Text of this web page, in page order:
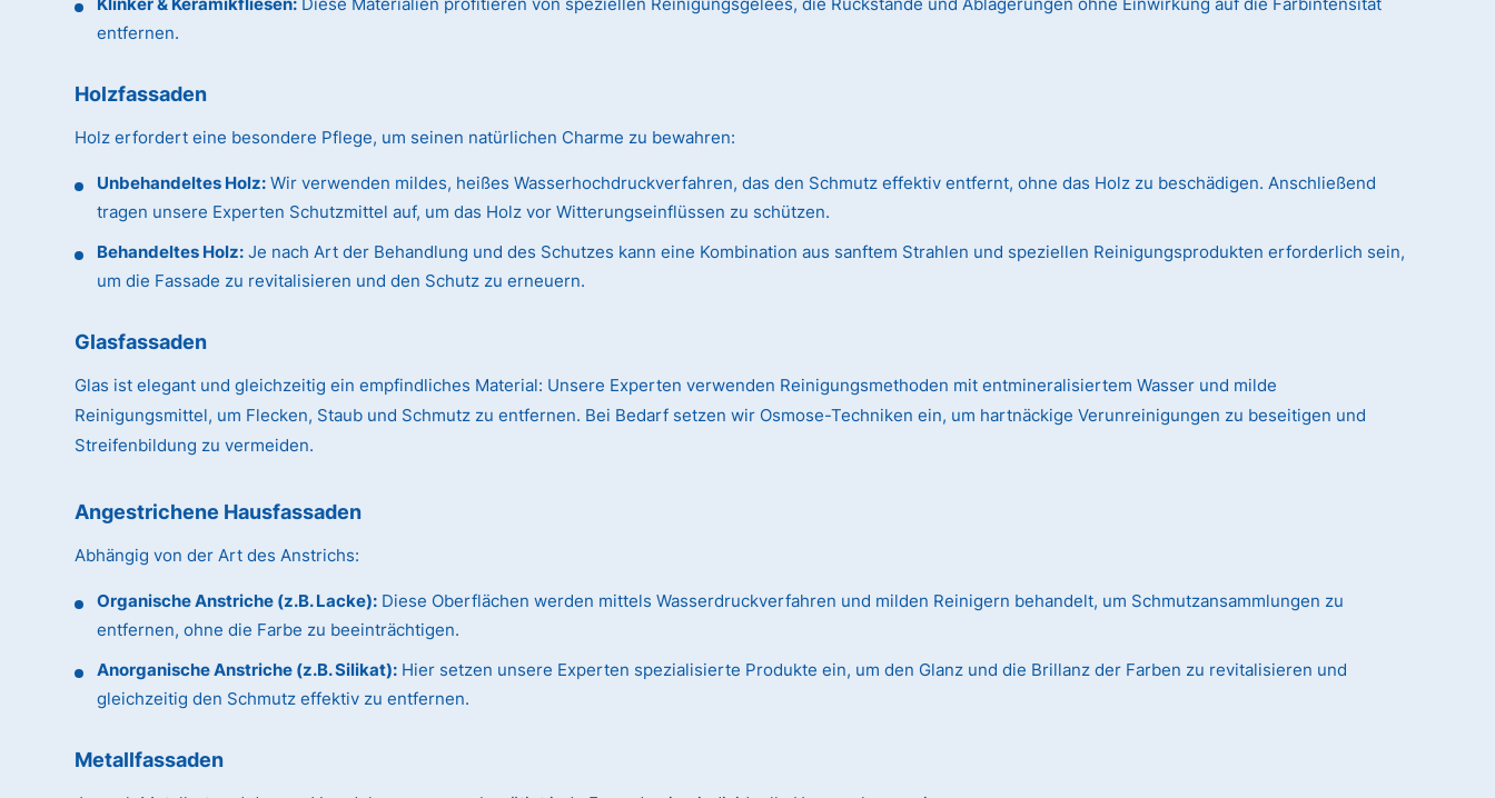
entfernen.
Holzfassaden
Holz erfordert eine besondere Pflege, um seinen natürlichen Charme zu bewahren:
Unbehandeltes Holz: Wir verwenden mildes, heißes Wasserhochdruckverfahren, das den Schmutz effektiv entfernt, ohne das Holz zu beschädigen. Anschließend
tragen unsere Experten Schutzmittel auf, um das Holz vor Witterungseinflüssen zu schützen.
Behandeltes Holz: Je nach Art der Behandlung und des Schutzes kann eine Kombination aus sanftem Strahlen und speziellen Reinigungsprodukten erforderlich sein,
um die Fassade zu revitalisieren und den Schutz zu erneuern.
Glasfassaden
Glas ist elegant und gleichzeitig ein empfindliches Material: Unsere Experten verwenden Reinigungsmethoden mit entmineralisiertem Wasser und milde
Reinigungsmittel, um Flecken, Staub und Schmutz zu entfernen. Bei Bedarf setzen wir Osmose-Techniken ein, um hartnäckige Verunreinigungen zu beseitigen und
Streifenbildung zu vermeiden.
Angestrichene Hausfassaden
Abhängig von der Art des Anstrichs:
Organische Anstriche (z.B. Lacke): Diese Oberflächen werden mittels Wasserdruckverfahren und milden Reinigern behandelt, um Schmutzansammlungen zu
entfernen, ohne die Farbe zu beeinträchtigen.
Anorganische Anstriche (z.B. Silikat): Hier setzen unsere Experten spezialisierte Produkte ein, um den Glanz und die Brillanz der Farben zu revitalisieren und
gleichzeitig den Schmutz effektiv zu entfernen.
Metallfassaden